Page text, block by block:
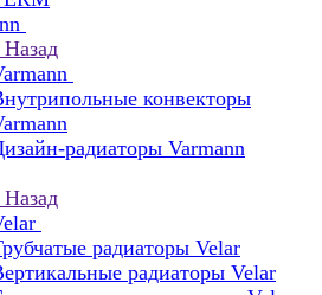
Назад
конвекторы
радиаторы Varmann
Назад
радиаторы Velar
радиаторы Velar